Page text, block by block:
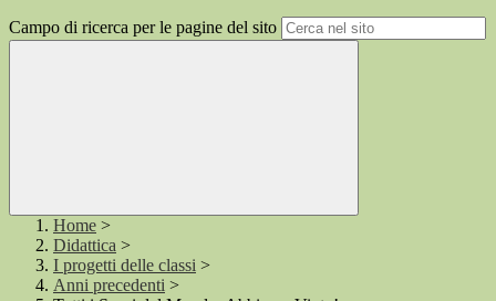
Campo di ricerca per le pagine del sito
Home >
Didattica >
I progetti delle classi >
Anni precedenti >